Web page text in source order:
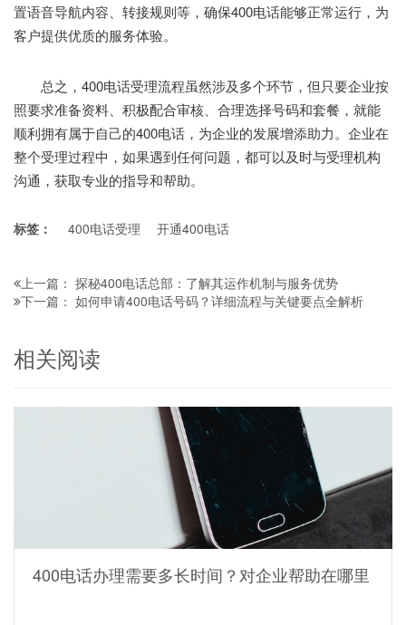
置语音导航内容、转接规则等，确保400电话能够正常运行，为
客户提供优质的服务体验。
总之，400电话受理流程虽然涉及多个环节，但只要企业按
照要求准备资料、积极配合审核、合理选择号码和套餐，就能
顺利拥有属于自己的400电话，为企业的发展增添助力。企业在
整个受理过程中，如果遇到任何问题，都可以及时与受理机构
沟通，获取专业的指导和帮助。
标签： 400电话受理 开通400电话
上一篇： 探秘400电话总部：了解其运作机制与服务优势
下一篇： 如何申请400电话号码？详细流程与关键要点全解析
相关阅读
400电话办理需要多长时间？对企业帮助在哪里